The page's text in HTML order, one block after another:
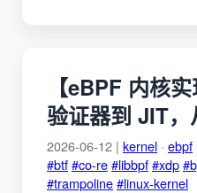
【eBPF 内核
验证器到 JIT
2026-06-12 | kernel · ebpf
#btf#co-re#libbpf#xdp
#trampoline#linux-kernel